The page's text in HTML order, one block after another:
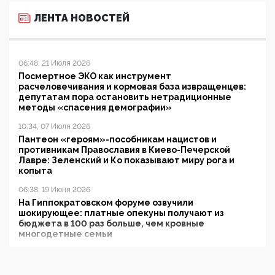
ЛЕНТА НОВОСТЕЙ
06:48, 21 Июля 2026
Посмертное ЭКО как инструмент
расчеловечивания и кормовая база извращенцев:
депутатам пора остановить нетрадиционные
методы «спасения демографии»
10:34, 07 Июля 2026
Пантеон «героям»-пособникам нацистов и
противникам Православия в Киево-Печерской
Лавре: Зеленский и Ко показывают миру рога и
копыта
06:38, 19 Июня 2026
На Гиппократовском форуме озвучили
шокирующее: платные опекуны получают из
бюджета в 100 раз больше, чем кровные
многодетные семьи